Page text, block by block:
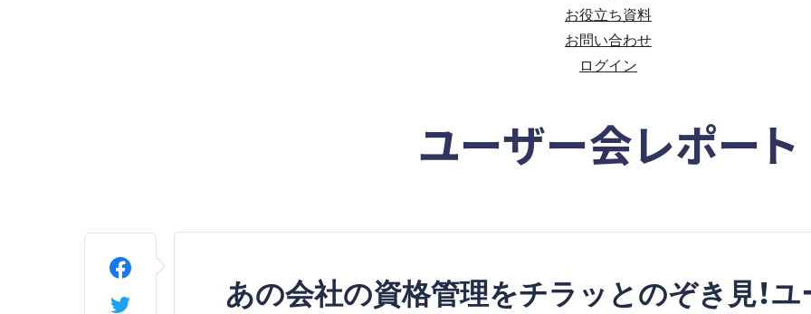
お役立ち資料
お問い合わせ
ログイン
ユーザー会レポート
あの会社の資格管理をチラッとのぞき見！